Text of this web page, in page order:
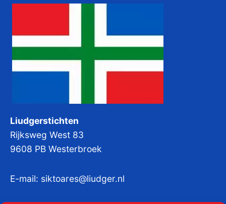
Liudgerstichten
Rijksweg West 83
9608 PB Westerbroek
E-mail: siktoares@liudger.nl